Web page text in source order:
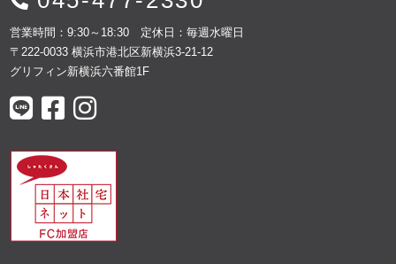
営業時間：9:30～18:30 定休日：毎週水曜日
〒222-0033 横浜市港北区新横浜3-21-12
グリフィン新横浜六番館1F